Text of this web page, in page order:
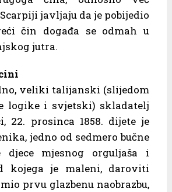
javljaju da je pobijedio
čin događa se odmah u
jutra.
veliki talijanski (slijedom
logike i svjetski) skladatelj
22. prosinca 1858. dijete je
jedno od sedmero bučne
djece mjesnog orguljaša i
kojega je maleni, daroviti
prvu glazbenu naobrazbu,